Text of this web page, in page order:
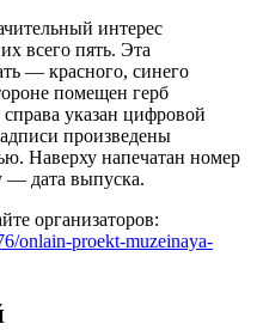
интерес
всего пять. Эта
— красного, синего
помещен герб
указан цифровой
произведены
Наверху напечатан номер
— дата выпуска.
организаторов:
onlain-proekt-muzeinaya-